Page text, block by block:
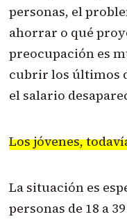
personas, el
ahorrar o qué
preocupación es
cubrir los últimos
el salario
Los jóvenes,
La situación es
personas de 18 a